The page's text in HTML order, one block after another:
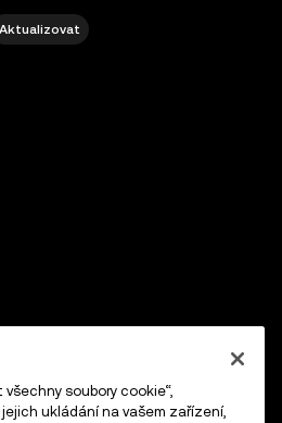
Aktualizovat
soubory cookie“,
ukládání na vašem zařízení,